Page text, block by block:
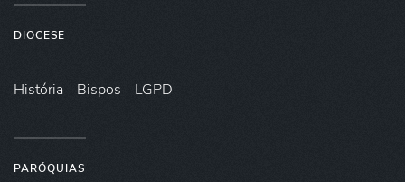
DIOCESE
História Bispos LGPD
PARÓQUIAS